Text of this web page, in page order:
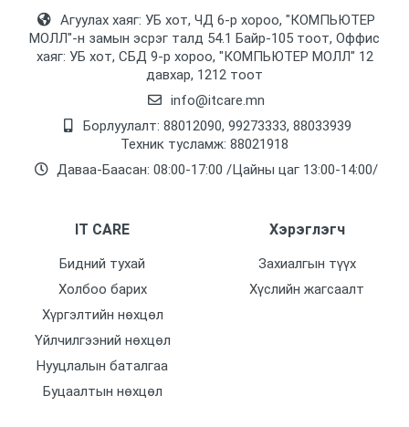
Нягтаршил
Бүгд
2.8мм, 110 градус
0-30м
90 градус
Тийм
Горим
Шөнө өнгөтөөр хардаг
Power input
Агуулах хаяг: УБ хот, ЧД 6-р хороо, "КОМПЬЮТЕР
МОЛЛ᠌"-н замын эсрэг талд 54.1 Байр-105 тоот, Оффис
хаяг: УБ хот, СБД 9-р хороо, "КОМПЬЮТЕР МОЛЛ᠌" 12
давхар, 1212 тоот
info@itcare.mn
Борлуулалт: 88012090, 99273333, 88033939
Техник тусламж: 88021918
Даваа-Баасан: 08:00-17:00 /Цайны цаг 13:00-14:00/
IT CARE
Бидний тухай
Холбоо барих
Хүргэлтийн нөхцөл
Үйлчилгээний нөхцөл
Нууцлалын баталгаа
Буцаалтын нөхцөл
Хэрэглэгч
Захиалгын түүх
Хүслийн жагсаалт